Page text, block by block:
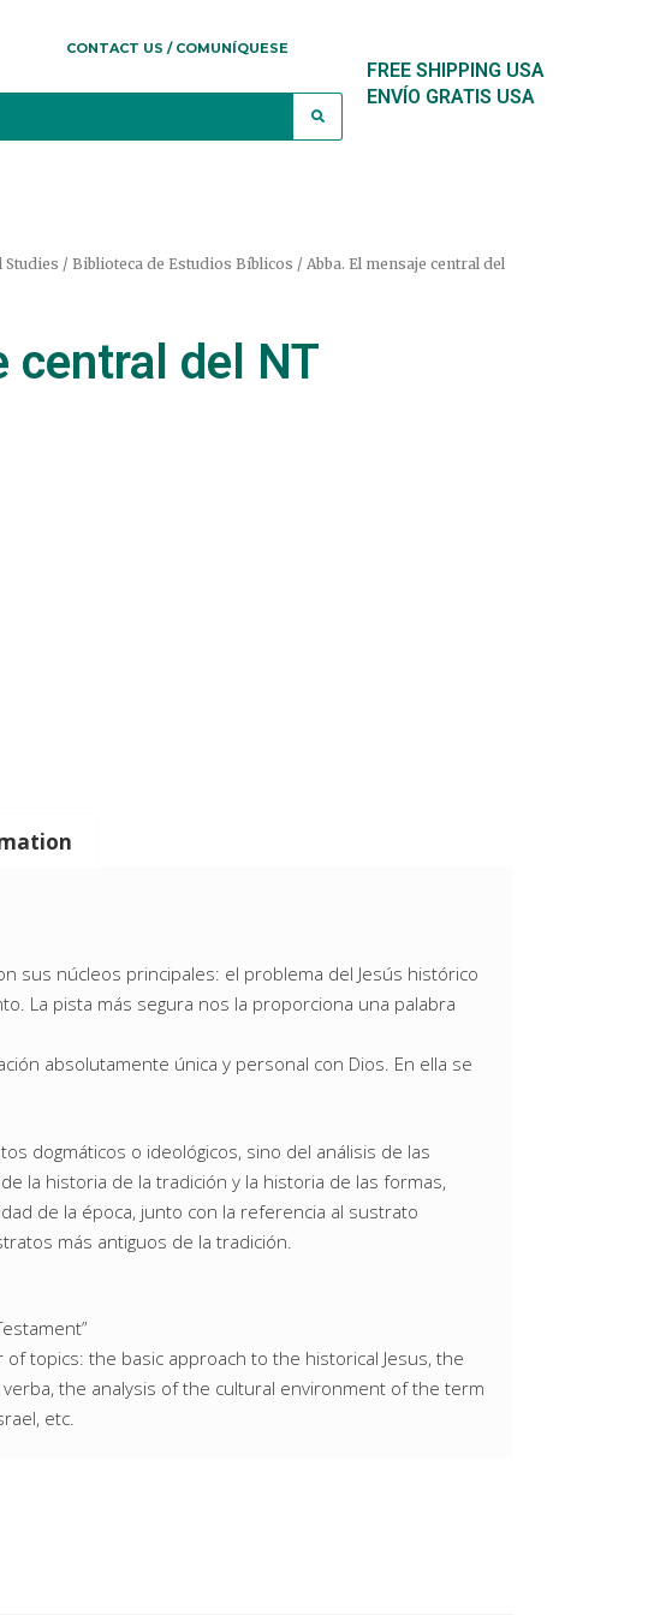
CONTACT US / COMUNÍQUESE
FREE SHIPPING USA
ENVÍO GRATIS USA
/ Biblioteca de Estudios Bíblicos / Abba. El mensaje central del
central del NT
sus núcleos principales: el problema del Jesús histórico
La pista más segura nos la proporciona una palabra
absolutamente única y personal con Dios. En ella se
dogmáticos o ideológicos, sino del análisis de las
la historia de la tradición y la historia de las formas,
de la época, junto con la referencia al sustrato
más antiguos de la tradición.
topics: the basic approach to the historical Jesus, the
the analysis of the cultural environment of the term
etc.